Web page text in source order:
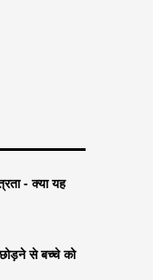
- क्या यह
छोड़ने से बच्चे को